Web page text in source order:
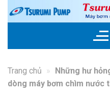
Skip
Trang chủ » Những hư
dòng máy bơm chìm nước